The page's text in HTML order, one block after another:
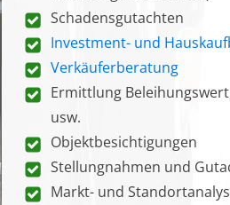
Schadensgutachten
Investment- und
Verkäuferberatung
Ermittlung
usw.
Objektbesichtigungen
Stellungnahmen und
Markt- und